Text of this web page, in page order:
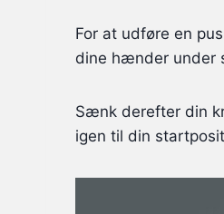
For at udføre en
dine hænder under
Sænk derefter din
igen til din